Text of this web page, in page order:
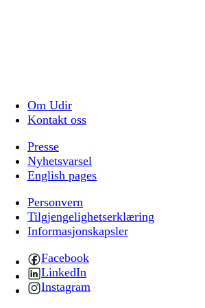
Om Udir
Kontakt oss
Presse
Nyhetsvarsel
English pages
Personvern
Tilgjengelighetserklæring
Informasjonskapsler
Facebook
LinkedIn
Instagram